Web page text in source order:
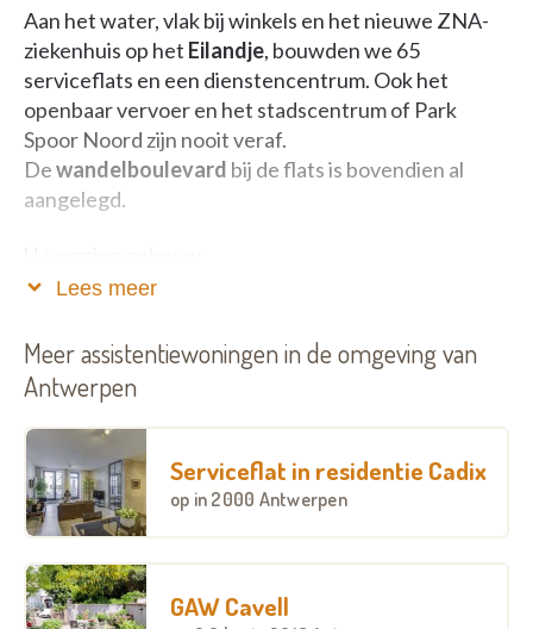
Aan het water, vlak bij winkels en het nieuwe ZNA-
ziekenhuis op het Eilandje, bouwden we 65
serviceflats en een dienstencentrum. Ook het
openbaar vervoer en het stadscentrum of Park
Spoor Noord zijn nooit veraf.
Dewandelboulevard bij de flats is bovendien al
aangelegd.
65 serviceflats/assistentiewoningen
Dienstencentrum op het gelijkvloers: elke middag
lekker eten, toffe activiteiten en handige diensten
Ondergrondse
bewoners. Inrijden doet u via de Rigastraat.
Groentuin met boom- en plantenbak op het dak van
de eerste verdieping. Deze is niet overloopbaar en
dus niet toegankelijk.
Gemeenschappelijke technische lokalen in de
ondergrondse parking en op de 6de verdieping
Lees meer
Meer assistentiewoningen in de omgeving van
Antwerpen
Serviceflat in residentie Cadix
op in 2000 Antwerpen
GAW Cavell